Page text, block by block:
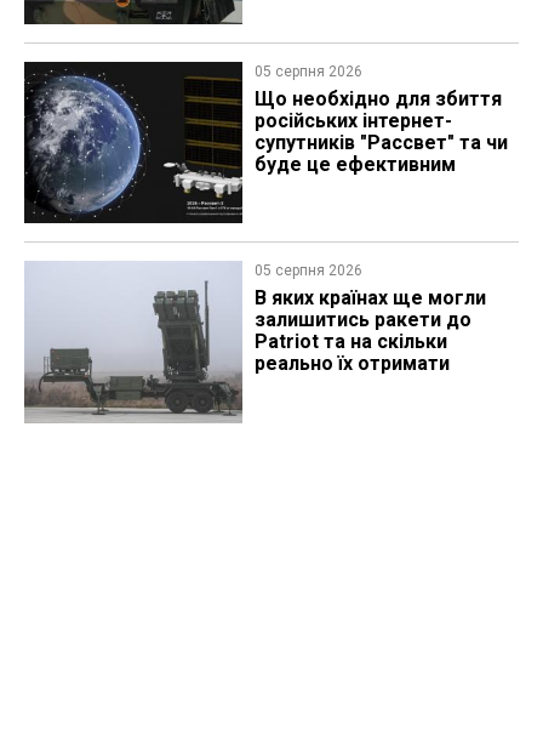
05 серпня 2026
Що необхідно для збиття
російських інтернет-
супутників "Рассвет" та чи
буде це ефективним
05 серпня 2026
В яких країнах ще могли
залишитись ракети до
Patriot та на скільки
реально їх отримати